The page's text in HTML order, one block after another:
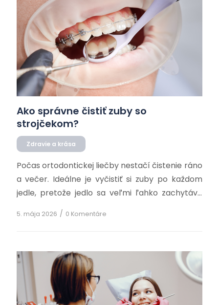
Zdravie a krása
Ako správne čistiť zuby so
strojčekom?
Počas ortodontickej liečby nestačí čistenie ráno
a večer. Ideálne je vyčistiť si zuby po každom
jedle, pretože jedlo sa veľmi ľahko zachytáva
okolo zámkov a drôtikov…
5. mája 2026 / 0 Komentáre